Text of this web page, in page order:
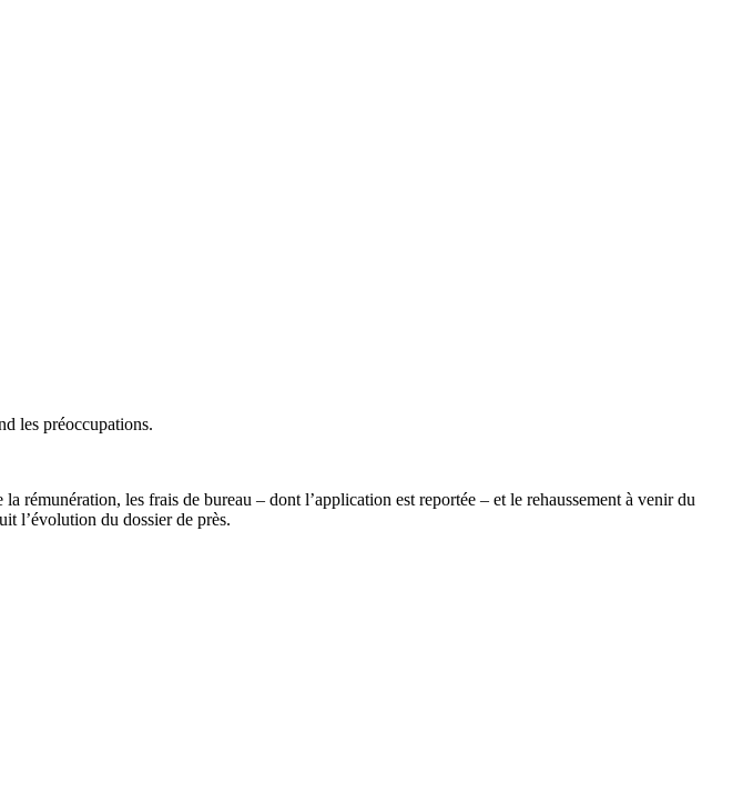
les préoccupations.
rémunération, les frais de bureau – dont l’application est reportée – et le rehaussement à venir du
l’évolution du dossier de près.